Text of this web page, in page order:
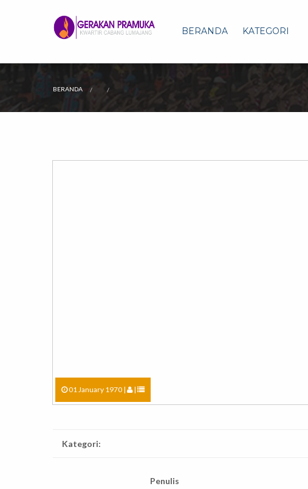
BERANDA KATEGORI
BERANDA
01 January 1970 | |
Kategori:
Penulis